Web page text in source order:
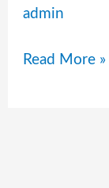
admin
dan
Kepemudaan
Read More »